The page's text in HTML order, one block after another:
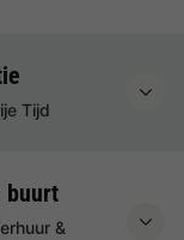
Tijd
buurt
&